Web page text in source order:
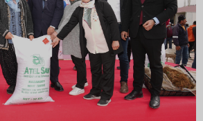
Mustafa Özkan: "Yüreğir Belediye Başkan
Vekilliği seçimine ilişkin hukuki süreç başlatıldı"